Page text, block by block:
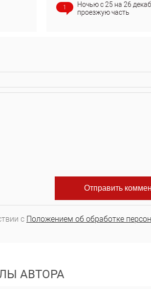
1
Ночью с 25 на 26
проезжую часть
с Положением об обработке
АВТОРА